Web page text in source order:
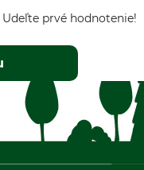
Udeľte prvé hodnotenie!